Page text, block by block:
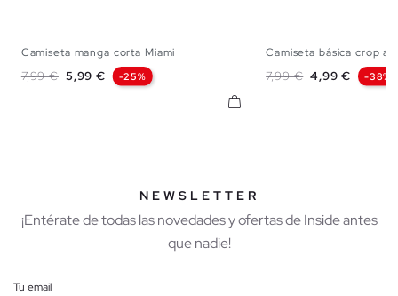
Camiseta manga corta Miami
Precio base
7,99 € Precio
5,99 € -25%
Camiseta básica crop
Precio base
7,99 € Precio
4,99 € -38%
NEWSLETTER
¡Entérate de todas las novedades y ofertas de Inside antes
que nadie!
Tu email